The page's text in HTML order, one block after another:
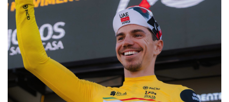
ser
do
gaiense
Rui
Oliveira
após
quinto